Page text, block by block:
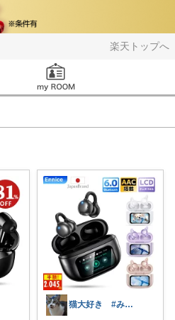
楽天トップへ
猫大好き #みなさんのお気持ちに感謝